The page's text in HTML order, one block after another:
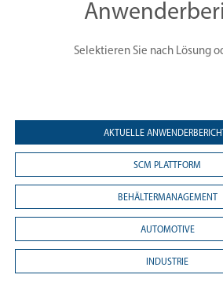
Selektieren Sie nach Lösung
AKTUELLE
SCM PLATTFORM
BEHÄLTERMANAGEMENT
AUTOMOTIVE
INDUSTRIE